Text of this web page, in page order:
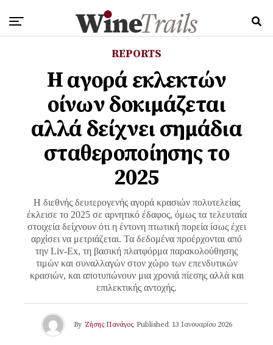
REPORTS
Η αγορά εκλεκτών
οίνων δοκιμάζεται
αλλά δείχνει σημάδια
σταθεροποίησης το
2025
Η διεθνής δευτερογενής αγορά κρασιών πολυτελείας
έκλεισε το 2025 σε αρνητικό έδαφος, όμως τα τελευταία
στοιχεία δείχνουν ότι η έντονη πτωτική πορεία ίσως έχει
αρχίσει να μετριάζεται. Τα δεδομένα προέρχονται από
την Liv-Ex, τη βασική πλατφόρμα παρακολούθησης
τιμών και συναλλαγών στον χώρο των επενδυτικών
κρασιών, και αποτυπώνουν μια χρονιά πίεσης αλλά και
επιλεκτικής αντοχής.
By Ζήσης Πανάγος Published 13 Ιανουαρίου 2026